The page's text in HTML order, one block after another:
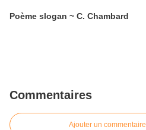
Poème slogan ~ C. Chambard
Commentaires
Ajouter un commentaire